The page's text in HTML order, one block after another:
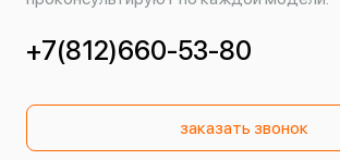
+7(812)660-53-80
заказать звонок